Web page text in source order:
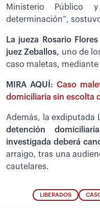
Ministerio Público
determinación”,
La jueza Rosario
juez Zeballos, uno de
caso maletas,
MIRA AQUÍ: Caso
domiciliaria sin escolta
Además, la exdiputada
detención
investigada deberá
arraigo, tras una
cautelares.
LIBERADOS